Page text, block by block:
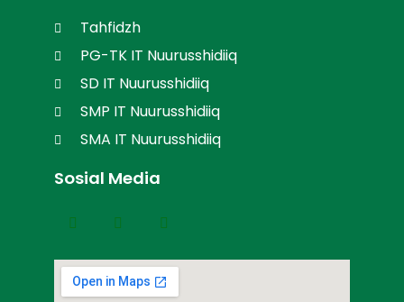
Tahfidzh
PG-TK IT Nuurusshidiiq
SD IT Nuurusshidiiq
SMP IT Nuurusshidiiq
SMA IT Nuurusshidiiq
Sosial Media